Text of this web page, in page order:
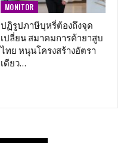
MONITOR
ปฏิรูปภาษีบุหรี่ต้องถึงจุด
เปลี่ยน สมาคมการค้ายาสูบ
ไทย หนุนโครงสร้างอัตรา
เดียว…